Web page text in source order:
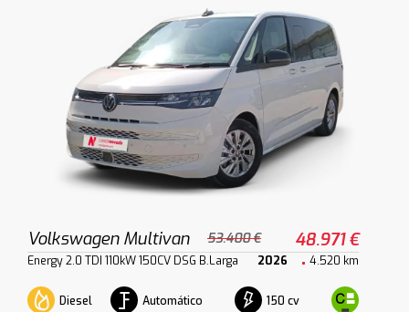
Volkswagen Multivan 53.400 € 48.971 €
Energy 2.0 TDI 110kW 150CV DSG B.Larga 2026 4.520 km
Diesel Automático 150 cv